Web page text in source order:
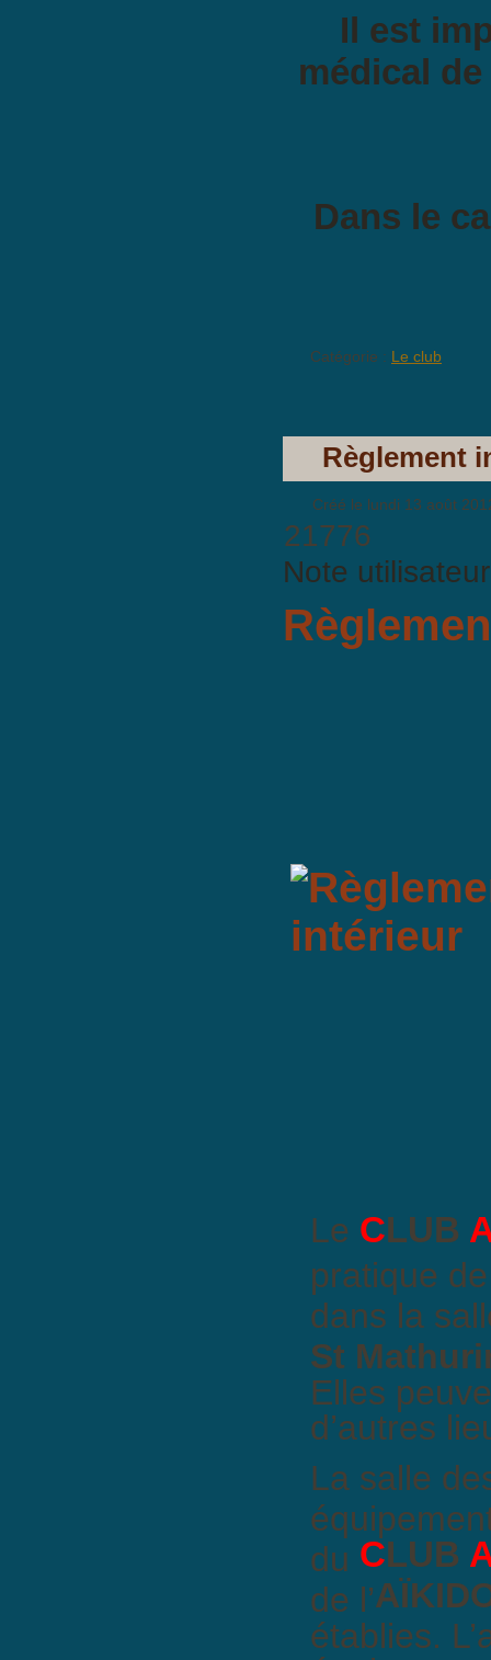
Il est
médical
Dans le
Catégorie : Le club
Règlement
Créé le lundi 13 août
21776
Note
Le CLUB
pratique de
dans la
St
Elles
d’autres
La salle
du CLUB
de l’
établies.